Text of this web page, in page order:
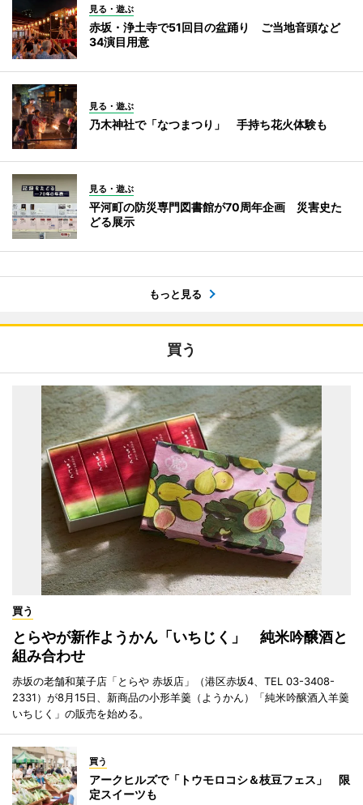
見る・遊ぶ
赤坂・浄土寺で51回目の盆踊り ご当地音頭など
34演目用意
見る・遊ぶ
乃木神社で「なつまつり」 手持ち花火体験も
見る・遊ぶ
平河町の防災専門図書館が70周年企画 災害史た
どる展示
もっと見る
買う
買う
とらやが新作ようかん「いちじく」 純米吟醸酒と
組み合わせ
赤坂の老舗和菓子店「とらや 赤坂店」（港区赤坂4、TEL 03-3408-
2331）が8月15日、新商品の小形羊羹（ようかん）「純米吟醸酒入羊羹
いちじく」の販売を始める。
買う
アークヒルズで「トウモロコシ＆枝豆フェス」 限
定スイーツも